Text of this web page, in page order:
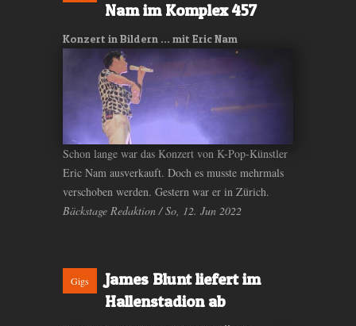
Nam im Komplex 457
Konzert in Bildern ... mit Eric Nam
Schon lange war das Konzert von K-Pop-Künstler
Eric Nam ausverkauft. Doch es musste mehrmals
verschoben werden. Gestern war er in Zürich.
Bäckstage Redaktion / So, 12. Jun 2022
Gigs
James Blunt liefert im
Hallenstadion ab